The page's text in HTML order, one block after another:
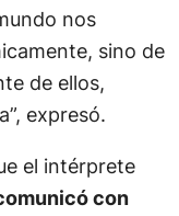
nos
sino de
de ellos,
expresó.
el intérprete
con